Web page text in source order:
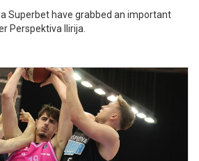
Superbet have grabbed an important
Perspektiva Ilirija.